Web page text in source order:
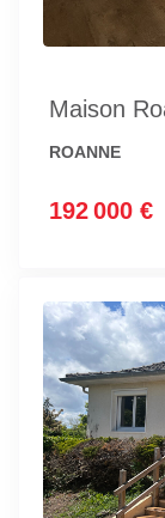
Maison
ROANNE
192 000 €